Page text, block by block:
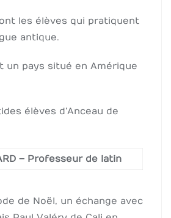
les élèves qui pratiquent
antique.
un pays situé en Amérique
élèves d’Anceau de
– Professeur de latin
de Noël, un échange avec